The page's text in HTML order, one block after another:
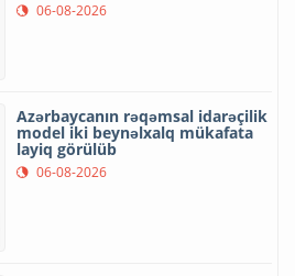
06-08-2026
Azərbaycanın rəqəmsal idarəçilik
model iki beynəlxalq mükafata
layiq görülüb
06-08-2026